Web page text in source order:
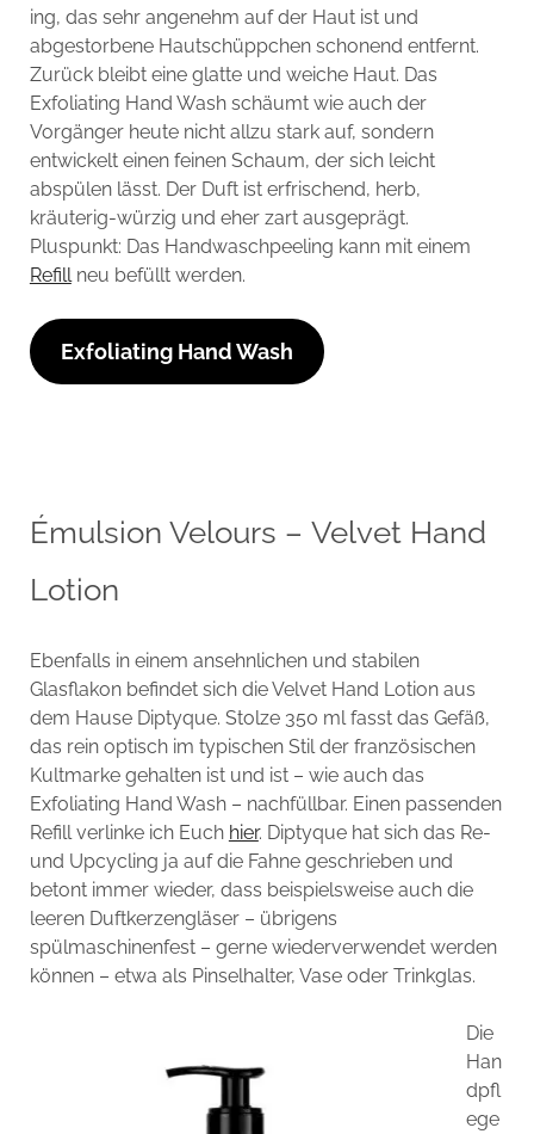
ing, das sehr angenehm auf der Haut ist und
abgestorbene Hautschüppchen schonend entfernt.
Zurück bleibt eine glatte und weiche Haut. Das
Exfoliating Hand Wash schäumt wie auch der
Vorgänger heute nicht allzu stark auf, sondern
entwickelt einen feinen Schaum, der sich leicht
abspülen lässt. Der Duft ist erfrischend, herb,
kräuterig-würzig und eher zart ausgeprägt.
Pluspunkt: Das Handwaschpeeling kann mit einem
Refillneu befüllt werden.
Exfoliating Hand Wash
Émulsion Velours – Velvet Hand
Lotion
Ebenfalls in einem ansehnlichen und stabilen
Glasflakon befindet sich die Velvet Hand Lotion aus
dem Hause Diptyque. Stolze 350 ml fasst das Gefäß,
das rein optisch im typischen Stil der französischen
Kultmarke gehalten ist und ist – wie auch das
Exfoliating Hand Wash – nachfüllbar. Einen passenden
Refill verlinke ich Euch hier. Diptyque hat sich das Re-
und Upcycling ja auf die Fahne geschrieben und
betont immer wieder, dass beispielsweise auch die
leeren Duftkerzengläser – übrigens
spülmaschinenfest – gerne wiederverwendet werden
können – etwa als Pinselhalter, Vase oder Trinkglas.
Die
Han
dpfl
ege